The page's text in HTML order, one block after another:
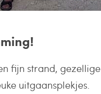
fijn strand, gezellige
uitgaansplekjes.